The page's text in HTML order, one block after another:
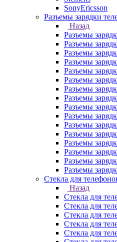
SonyEricsson
Разъемы зарядки
Назад
Разъемы
Разъемы
Разъемы
Разъемы
Разъемы
Разъемы
Разъемы
Разъемы
Разъемы
Разъемы
Разъемы
Разъемы
Разъемы
Разъемы
Разъемы
Разъемы
Стекла для
Назад
Стекла для
Стекла для
Стекла для
Стекла для
Стекла для